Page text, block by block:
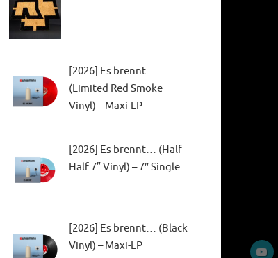
[2026] Es brennt…
(Limited Red Smoke
Vinyl) – Maxi-LP
[2026] Es brennt… (Half-
Half 7” Vinyl) – 7″ Single
[2026] Es brennt… (Black
Vinyl) – Maxi-LP